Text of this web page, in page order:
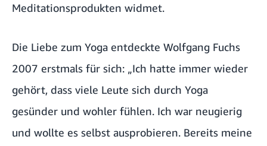
Meditationsprodukten widmet.
Die Liebe zum Yoga entdeckte Wolfgang Fuchs
2007 erstmals für sich: „Ich hatte immer wieder
gehört, dass viele Leute sich durch Yoga
gesünder und wohler fühlen. Ich war neugierig
und wollte es selbst ausprobieren. Bereits meine